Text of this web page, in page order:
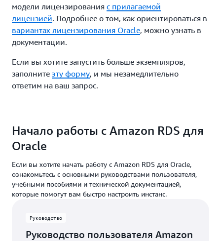
модели лицензирования с прилагаемой
лицензией. Подробнее о том, как ориентироваться в
вариантах лицензирования Oracle, можно узнать в
документации.
Если вы хотите запустить больше экземпляров,
заполните эту форму, и мы незамедлительно
ответим на ваш запрос.
Начало работы с Amazon RDS для
Oracle
Если вы хотите начать работу с Amazon RDS для Oracle,
ознакомьтесь с основными руководствами пользователя,
учебными пособиями и технической документацией,
которые помогут вам быстро настроить инстанс.
Руководство
Руководство пользователя Amazon